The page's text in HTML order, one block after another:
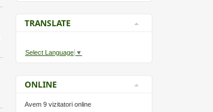
TRANSLATE
Select Language ▼
ONLINE
Avem 9 vizitatori online